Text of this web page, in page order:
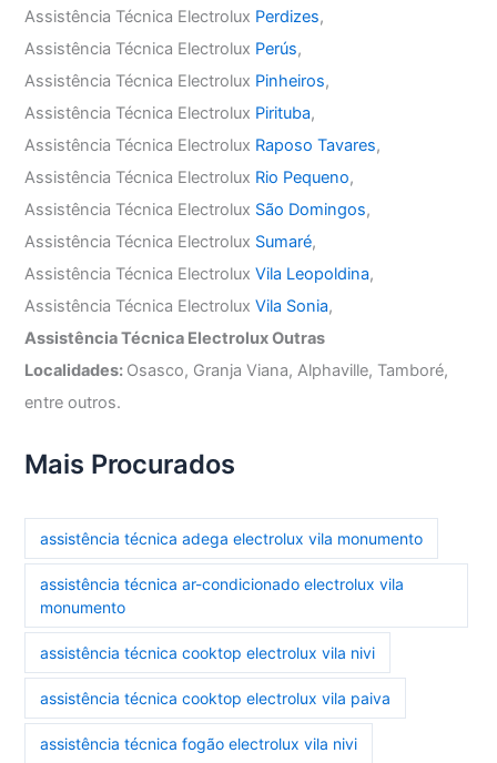
Assistência Técnica Electrolux Perdizes,
Assistência Técnica Electrolux Perús,
Assistência Técnica Electrolux Pinheiros,
Assistência Técnica Electrolux Pirituba,
Assistência Técnica Electrolux Raposo Tavares,
Assistência Técnica Electrolux Rio Pequeno,
Assistência Técnica Electrolux São Domingos,
Assistência Técnica Electrolux Sumaré,
Assistência Técnica ElectroluxVila Leopoldina,
Assistência Técnica ElectroluxVila Sonia,
Assistência Técnica Electrolux Outras
Localidades: Osasco, Granja Viana, Alphaville, Tamboré,
entre outros.
Mais Procurados
assistência técnica adega electrolux vila monumento
assistência técnica ar-condicionado electrolux vila
monumento
assistência técnica cooktop electrolux vila nivi
assistência técnica cooktop electrolux vila paiva
assistência técnica fogão electrolux vila nivi